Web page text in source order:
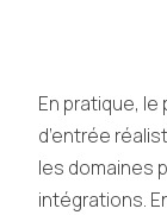
En pratique, le
d’entrée
les domaines
intégrations.